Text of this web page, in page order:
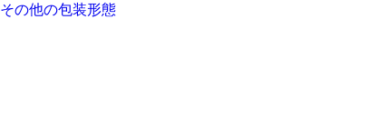
その他の包装形態